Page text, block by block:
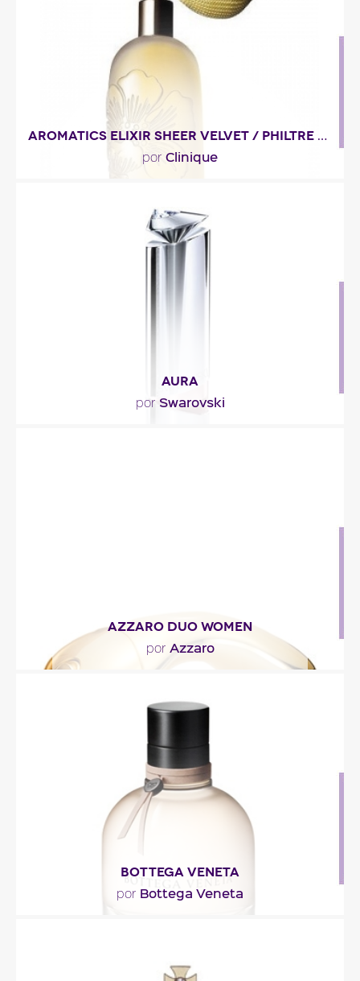
Descripción del perfume
AROMATICS ELIXIR SHEER VELVET / PHILTRE SENSUEL
por Clinique
"La manzanilla abre el baile, luego se anuncia la
rosa búlgara, vivaracha. En el corazón se revela..."
Descripción del perfume
AURA
por Swarovski
AZZARO DUO WOMEN
por Azzaro
"Azzaro DUO Women se incicia con notas frescas y
frutales de pomelo y de manzana roja. El
Descripción del perfume
BOTTEGA VENETA
por Bottega Veneta